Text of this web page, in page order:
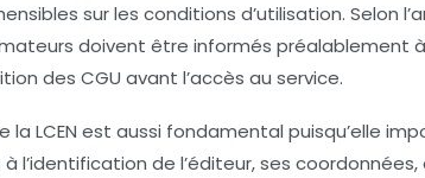
sur les conditions d’utilisation. Selon
doivent être informés préalablement
des CGU avant l’accès au service.
la LCEN est aussi fondamental puisqu’elle
l’identification de l’éditeur, ses